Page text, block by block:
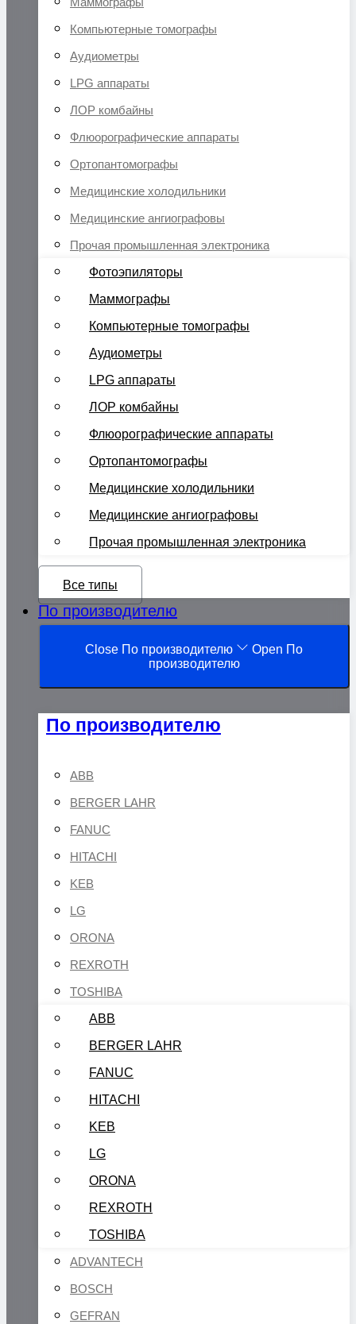
Компьютерные томографы
Аудиометры
LPG аппараты
ЛОР комбайны
Флюорографические аппараты
Ортопантомографы
Медицинские холодильники
Медицинские ангиографовы
Прочая промышленная электроника
Фотоэпиляторы
Маммографы
Компьютерные томографы
Аудиометры
LPG аппараты
ЛОР комбайны
Флюорографические аппараты
Ортопантомографы
Медицинские холодильники
Медицинские ангиографовы
Прочая промышленная электроника
Все типы
По производителю
Close По производителю
Open По
производителю
По производителю
ABB
BERGER LAHR
FANUC
HITACHI
KEB
LG
ORONA
REXROTH
TOSHIBA
ABB
BERGER LAHR
FANUC
HITACHI
KEB
LG
ORONA
REXROTH
TOSHIBA
ADVANTECH
BOSCH
GEFRAN